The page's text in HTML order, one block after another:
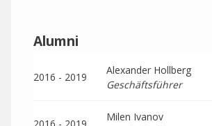
Alumni
2016 - 2019
Alexander Hollberg
Geschäftsführer
Milen Ivanov